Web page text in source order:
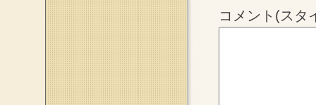
コメント(スタ